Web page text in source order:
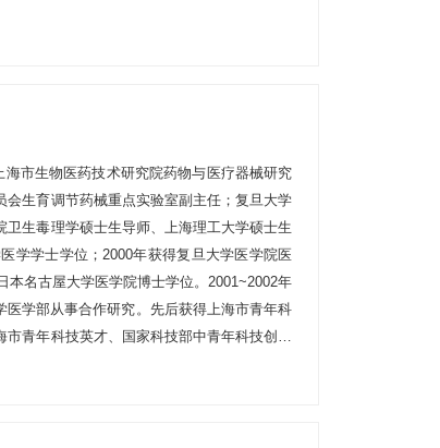
、上海市优秀学科带头人和上海市领军人才
作者”、“全国三八红旗手标兵”、上海市曙光
(*通讯作者)：1.Clinical sequencing defines
HER2-Low Breast Cancer. Bo-Yue Han,
Nasir, Jin-Xiu Shi, Wei Huang, Zhi-
690.2.Integrated multiomic profiling
patient stratification and therapeutic
Ying Yu, Jinxiu Shi, Yi-Fan Zhou, Tong Fu,
Guan-Hua Su, Wanwan Hou, Yaqing Liu,
市生物医药技术研究院药物与医疗器械研究
生育调节药械重点实验室副主任；复旦大学
生毒理学硕士生导师、上海理工大学硕士生
学学士学位；2000年获得复旦大学医学院医
本名古屋大学医学院博士学位。2001~2002年
学部从事合作研究。先后获得上海市青年科
青年科技英才、国家科技部中青年科技创新